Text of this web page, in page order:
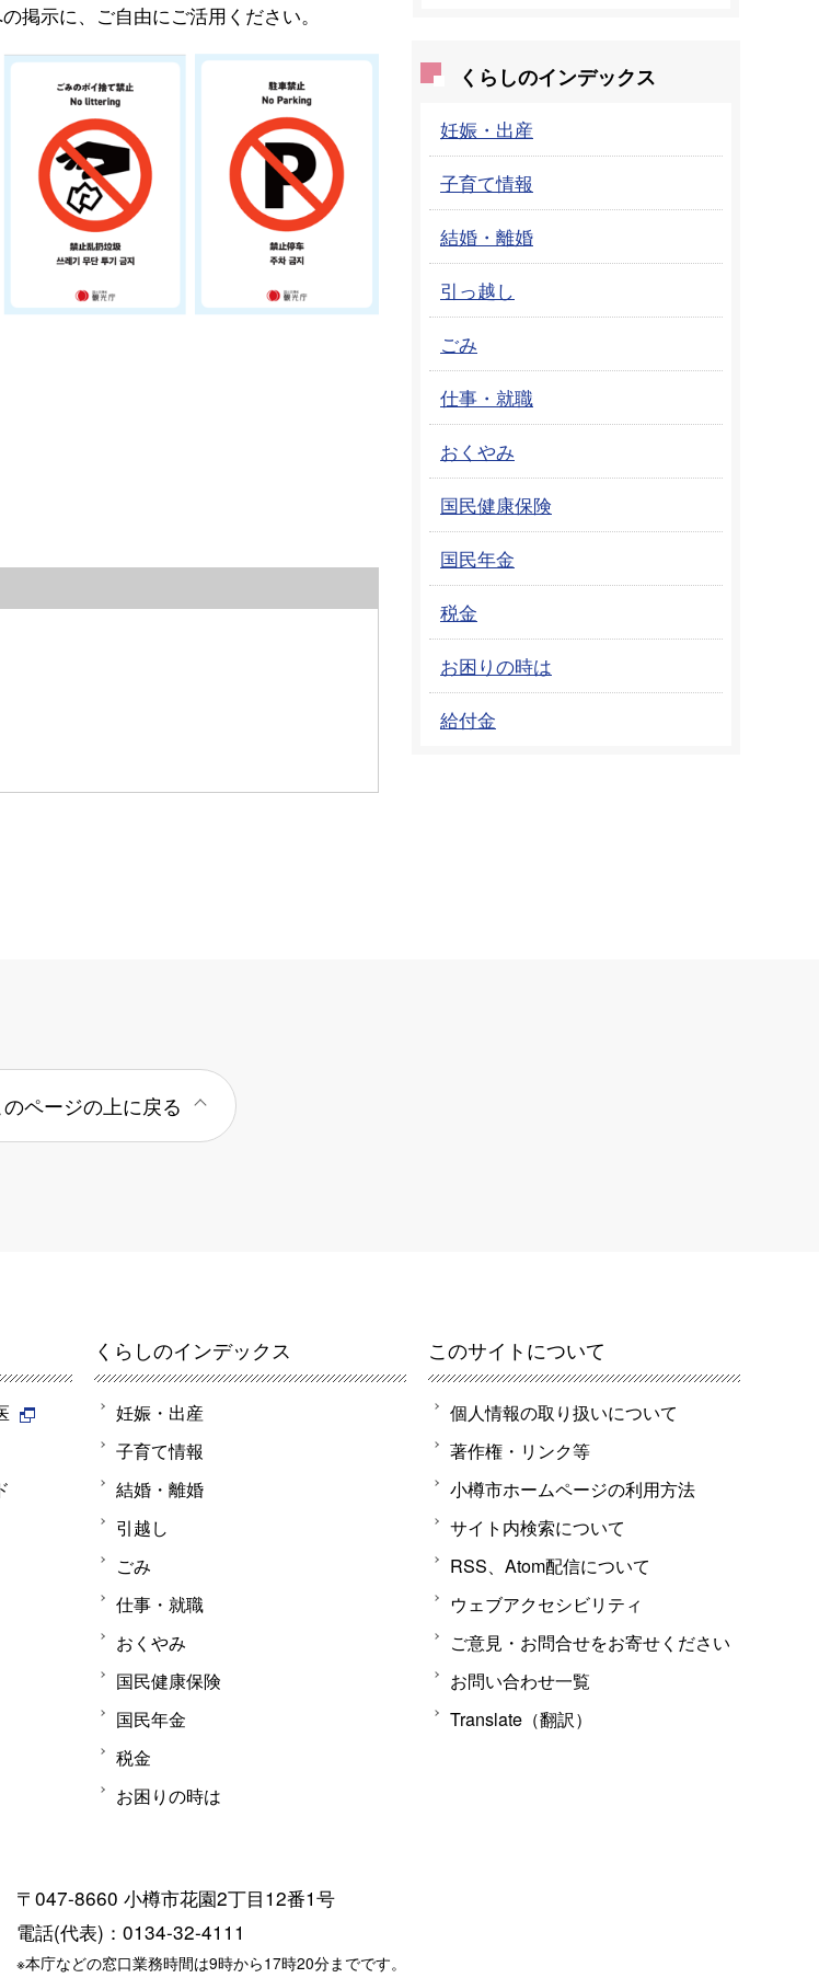
掲示に、ご自由にご活用ください。
くらしのインデックス
妊娠・出産
子育て情報
結婚・離婚
引っ越し
ごみ
仕事・就職
おくやみ
国民健康保険
国民年金
税金
お困りの時は
給付金
のページの上に戻る
くらしのインデックス
妊娠・出産
子育て情報
結婚・離婚
引越し
ごみ
仕事・就職
おくやみ
国民健康保険
国民年金
税金
お困りの時は
このサイトについて
個人情報の取り扱いについて
著作権・リンク等
小樽市ホームページの利用方法
サイト内検索について
RSS、Atom配信について
ウェブアクセシビリティ
ご意見・お問合せをお寄せください
お問い合わせ一覧
Translate（翻訳）
〒047-8660 小樽市花園2丁目12番1号
電話(代表)：0134-32-4111
※本庁などの窓口業務時間は9時から17時20分までです。